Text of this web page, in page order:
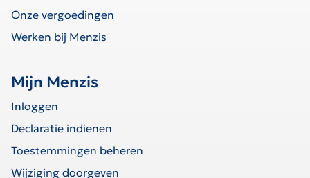
Onze vergoedingen
Werken bij Menzis
Mijn Menzis
Inloggen
Declaratie indienen
Toestemmingen beheren
Wijziging doorgeven